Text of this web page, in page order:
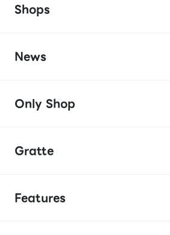
Shops
News
Only Shop
Gratte
Features